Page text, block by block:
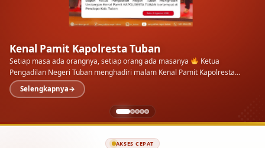
Kenal Pamit Kapolresta Tuban
Setiap masa ada orangnya, setiap orang ada masanya
Ketua
Pengadilan Negeri Tuban menghadiri malam Kenal Pamit Kapolresta
Tuban di Pendopo Kab.…
Selengkapnya
AKSES CEPAT